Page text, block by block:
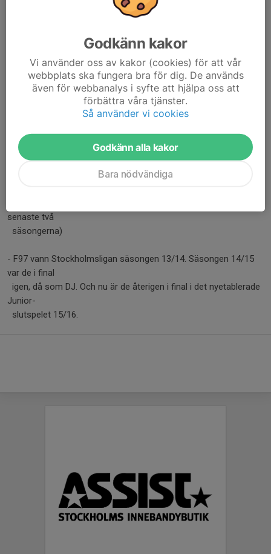
födda 97-99, som vunnit flera titlar de senaste åren.
Idag har föreningen drygt 600 medlemmar varav ca 520 är aktiva
Av dessa är ca 110 st tjejer.
Utöver denna utveckling så har föreningen flera utmärkande
- Damlaget kommer säsongen 16/17 spela i SSL då de efter en
andraplats i
serien kvalbesegrade först IKSU Ungdom och sedan
senaste två
säsongerna)
- F97 vann Stockholmsligan säsongen 13/14. Säsongen 14/15
var de i final
igen, då som DJ. Och nu är de återigen i final i det nyetablerade
Junior-
slutspelet 15/16.
Godkänn kakor
Vi använder oss av kakor (cookies) för att vår
webbplats ska fungera bra för dig. De används
även för webbanalys i syfte att hjälpa oss att
förbättra våra tjänster.
Så använder vi cookies
Godkänn alla kakor
Bara nödvändiga